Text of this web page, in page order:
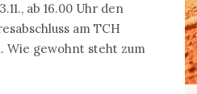
ab 16.00 Uhr den
am TCH
Wie gewohnt steht zum